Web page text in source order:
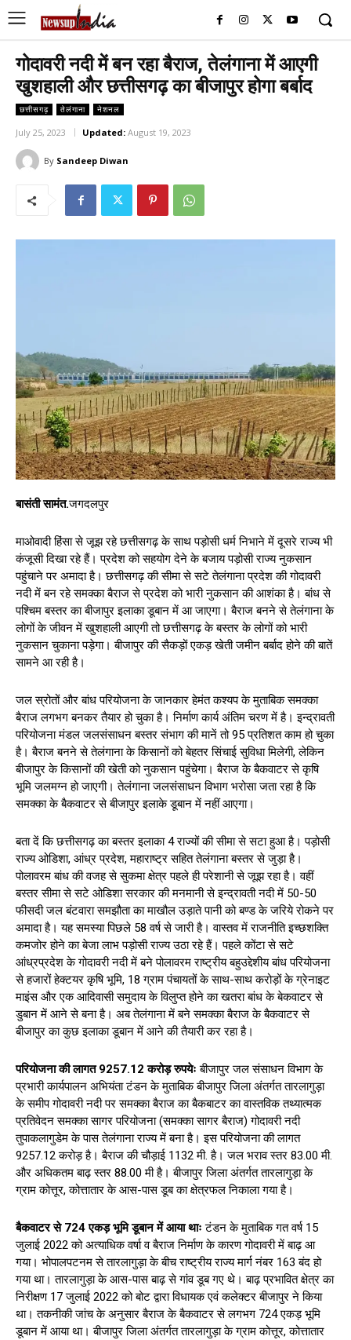
गोदावरी नदी में बन रहा बैराज, तेलंगाना में आएगी
खुशहाली और छत्तीसगढ़ का बीजापुर होगा बर्बाद
छत्तीसगढ़ तेलंगाना नेशनल
July 25, 2023 Updated: August 19, 2023
By Sandeep Diwan
बासंती सामंत.जगदलपुर
माओवादी हिंसा से जूझ रहे छत्तीसगढ़ के साथ पड़ोसी धर्म निभाने में दूसरे राज्य भी
कंजूसी दिखा रहे हैं। प्रदेश को सहयोग देने के बजाय पड़ोसी राज्य नुकसान
पहुंचाने पर अमादा है। छत्तीसगढ़ की सीमा से सटे तेलंगाना प्रदेश की गोदावरी
नदी में बन रहे समक्का बैराज से प्रदेश को भारी नुकसान की आशंका है। बांध से
पश्चिम बस्तर का बीजापुर इलाका डूबान में आ जाएगा। बैराज बनने से तेलंगाना के
लोगों के जीवन में खुशहाली आएगी तो छत्तीसगढ़ के बस्तर के लोगों को भारी
नुकसान चुकाना पड़ेगा। बीजापुर की सैकड़ों एकड़ खेती जमीन बर्बाद होने की बातें
सामने आ रही है।
जल स्रोतों और बांध परियोजना के जानकार हेमंत कश्यप के मुताबिक समक्का
बैराज लगभग बनकर तैयार हो चुका है। निर्माण कार्य अंतिम चरण में है। इन्द्रावती
परियोजना मंडल जलसंसाधन बस्तर संभाग की मानें तो 95 प्रतिशत काम हो चुका
है। बैराज बनने से तेलंगाना के किसानों को बेहतर सिंचाई सुविधा मिलेगी, लेकिन
बीजापुर के किसानों की खेती को नुकसान पहुंचेगा। बैराज के बैकवाटर से कृषि
भूमि जलमग्न हो जाएगी। तेलंगाना जलसंसाधन विभाग भरोसा जता रहा है कि
समक्का के बैकवाटर से बीजापुर इलाके डूबान में नहीं आएगा।
बता दें कि छत्तीसगढ़ का बस्तर इलाका 4 राज्यों की सीमा से सटा हुआ है। पड़ोसी
राज्य ओडिशा, आंध्र प्रदेश, महाराष्ट्र सहित तेलंगाना बस्तर से जुड़ा है।
पोलावरम बांध की वजह से सुकमा क्षेत्र पहले ही परेशानी से जूझ रहा है। वहीं
बस्तर सीमा से सटे ओडिशा सरकार की मनमानी से इन्द्रावती नदी में 50-50
फीसदी जल बंटवारा समझौता का माखौल उड़ाते पानी को बण्ड के जरिये रोकने पर
अमादा है। यह समस्या पिछले 58 वर्ष से जारी है। वास्तव में राजनीति इच्छशक्ति
कमजोर होने का बेजा लाभ पड़ोसी राज्य उठा रहे हैं। पहले कोंटा से सटे
आंध्रप्रदेश के गोदावरी नदी में बने पोलावरम राष्ट्रीय बहुउद्देशीय बांध परियोजना
से हजारों हेक्टयर कृषि भूमि, 18 ग्राम पंचायतों के साथ-साथ करोड़ों के ग्रेनाइट
माइंस और एक आदिवासी समुदाय के विलुप्त होने का खतरा बांध के बेकवाटर से
डुबान में आने से बना है। अब तेलंगाना में बने समक्का बैराज के बैकवाटर से
बीजापुर का कुछ इलाका डूबान में आने की तैयारी कर रहा है।
परियोजना की लागत 9257.12 करोड़ रुपयेःबीजापुर जल संसाधन विभाग के
प्रभारी कार्यपालन अभियंता टंडन के मुताबिक बीजापुर जिला अंतर्गत तारलागुड़ा
के समीप गोदावरी नदी पर समक्का बैराज का बैकबाटर का वास्तविक तथ्यात्मक
प्रतिवेदन समक्का सागर परियोजना (समक्का सागर बैराज) गोदावरी नदी
तुपाकलागुडेम के पास तेलंगाना राज्य में बना है। इस परियोजना की लागत
9257.12 करोड़ है। बैराज की चौड़ाई 1132 मी. है। जल भराव स्तर 83.00 मी.
और अधिकतम बाढ़ स्तर 88.00 मी है। बीजापुर जिला अंतर्गत तारलागुड़ा के
ग्राम कोत्तूर, कोत्तातार के आस-पास डूब का क्षेत्रफल निकाला गया है।
बैकवाटर से 724 एकड़ भूमि डूबान में आया थाःटंडन के मुताबिक गत वर्ष 15
जुलाई 2022 को अत्याधिक वर्षा व बैराज निर्माण के कारण गोदावरी में बाढ़ आ
गया। भोपालपटनम से तारलागुड़ा के बीच राष्ट्रीय राज्य मार्ग नंबर 163 बंद हो
गया था। तारलागुड़ा के आस-पास बाढ़ से गांव डूब गए थे। बाढ़ प्रभावित क्षेत्र का
निरीक्षण 17 जुलाई 2022 को बोट द्वारा विधायक एवं कलेक्टर बीजापुर ने किया
था। तकनीकी जांच के अनुसार बैराज के बैकवाटर से लगभग 724 एकड़ भूमि
डूबान में आया था। बीजापुर जिला अंतर्गत तारलागुड़ा के ग्राम कोत्तूर, कोत्तातार